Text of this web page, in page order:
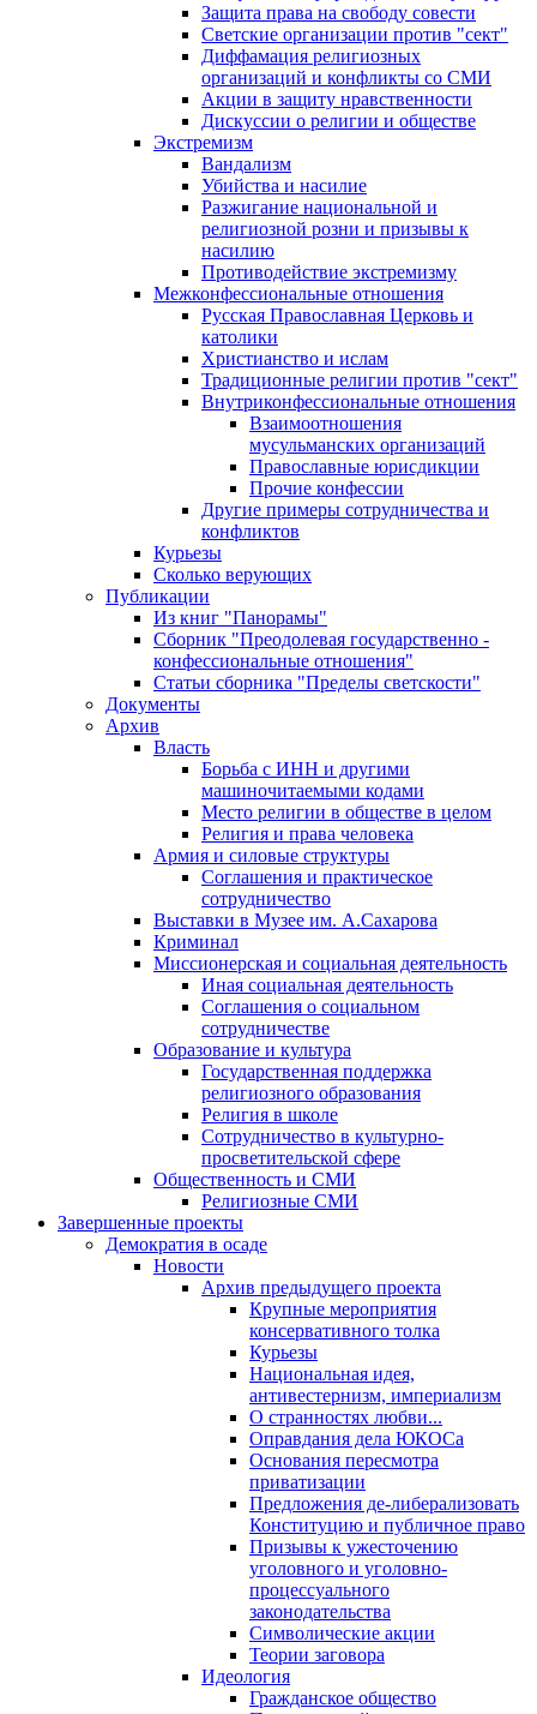
Защита права на свободу совести
Светские организации против "сект"
Диффамация религиозных
организаций и конфликты со СМИ
Акции в защиту нравственности
Дискуссии о религии и обществе
Экстремизм
Вандализм
Убийства и насилие
Разжигание национальной и
религиозной розни и призывы к
насилию
Противодействие экстремизму
Межконфессиональные отношения
Русская Православная Церковь и
католики
Христианство и ислам
Традиционные религии против "сект"
Внутриконфессиональные отношения
Взаимоотношения
мусульманских организаций
Православные юрисдикции
Прочие конфессии
Другие примеры сотрудничества и
конфликтов
Курьезы
Сколько верующих
Публикации
Из книг "Панорамы"
Сборник "Преодолевая государственно -
конфессиональные отношения"
Статьи сборника "Пределы светскости"
Документы
Архив
Власть
Борьба с ИНН и другими
машиночитаемыми кодами
Место религии в обществе в целом
Религия и права человека
Армия и силовые структуры
Соглашения и практическое
сотрудничество
Выставки в Музее им. А.Сахарова
Криминал
Миссионерская и социальная деятельность
Иная социальная деятельность
Соглашения о социальном
сотрудничестве
Образование и культура
Государственная поддержка
религиозного образования
Религия в школе
Сотрудничество в культурно-
просветительской сфере
Общественность и СМИ
Религиозные СМИ
Завершенные проекты
Демократия в осаде
Новости
Архив предыдущего проекта
Крупные мероприятия
консервативного толка
Курьезы
Национальная идея,
антивестернизм, империализм
О странностях любви...
Оправдания дела ЮКОСа
Основания пересмотра
приватизации
Предложения де-либерализовать
Конституцию и публичное право
Призывы к ужесточению
уголовного и уголовно-
процессуального
законодательства
Символические акции
Теории заговора
Идеология
Гражданское общество